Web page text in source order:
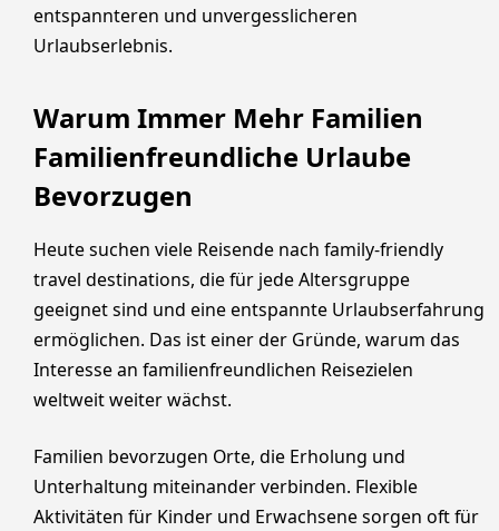
entspannteren und unvergesslicheren
Urlaubserlebnis.
Warum Immer Mehr Familien
Familienfreundliche Urlaube
Bevorzugen
Heute suchen viele Reisende nach family-friendly
travel destinations, die für jede Altersgruppe
geeignet sind und eine entspannte Urlaubserfahrung
ermöglichen. Das ist einer der Gründe, warum das
Interesse an familienfreundlichen Reisezielen
weltweit weiter wächst.
Familien bevorzugen Orte, die Erholung und
Unterhaltung miteinander verbinden. Flexible
Aktivitäten für Kinder und Erwachsene sorgen oft für